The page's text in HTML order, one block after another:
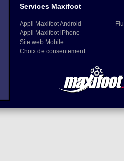
Services Maxifoot
Appli Maxifoot Android
Appli Maxifoot iPhone
Site web Mobile
Choix de consentement